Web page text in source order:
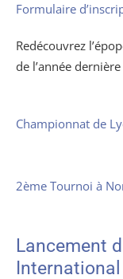
Formulaire
Redécouvrez
de l’année dernière
Championnat de
2ème Tournoi à
Lancement
International